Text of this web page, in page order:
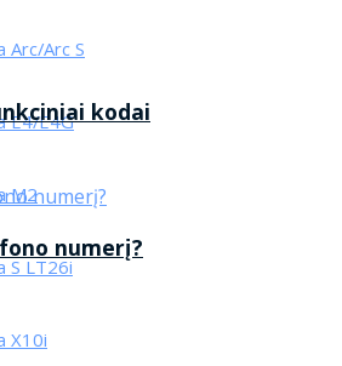
Arc/Arc S
E4/E4G
M2
S LT26i
X10i
kodai
numerį?